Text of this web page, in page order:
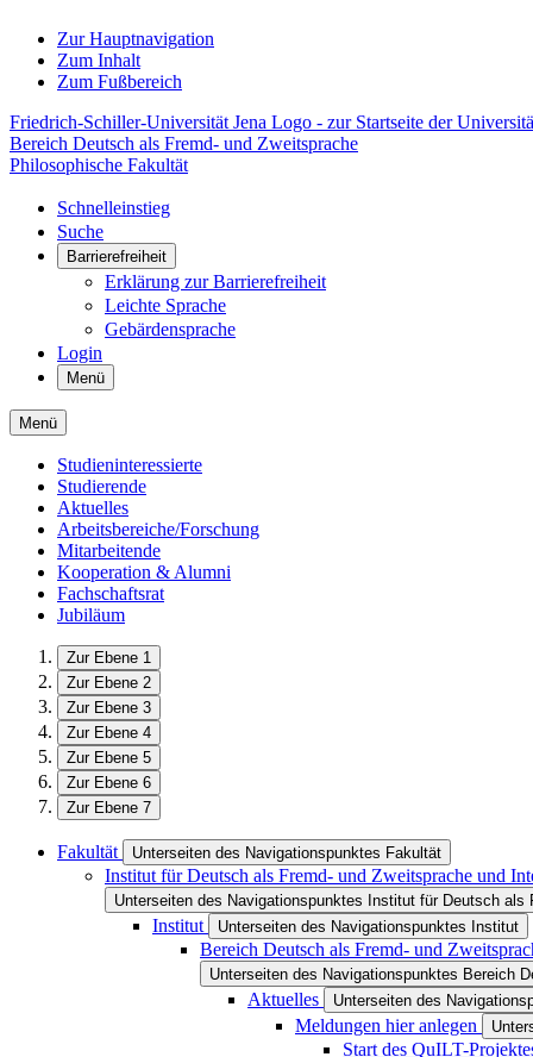
Zur Hauptnavigation
Zum Inhalt
Zum Fußbereich
Friedrich-Schiller-Universität Jena Logo - zur Startseite der
Bereich Deutsch als Fremd- und Zweitsprache
Philosophische Fakultät
Schnelleinstieg
Suche
Barrierefreiheit
Erklärung zur Barrierefreiheit
Leichte Sprache
Gebärdensprache
Login
Menü
Menü
Studieninteressierte
Studierende
Aktuelles
Arbeitsbereiche/Forschung
Mitarbeitende
Kooperation & Alumni
Fachschaftsrat
Jubiläum
Zur Ebene 1
Zur Ebene 2
Zur Ebene 3
Zur Ebene 4
Zur Ebene 5
Zur Ebene 6
Zur Ebene 7
Fakultät Unterseiten des Navigationspunktes Fakultät
Institut für Deutsch als Fremd- und Zweitsprache und
Unterseiten des Navigationspunktes Institut für Deutsch
Institut Unterseiten des Navigationspunktes Institut
Bereich Deutsch als Fremd- und
Unterseiten des Navigationspunktes Bereich
Aktuelles Unterseiten des
Meldungen hier anlegen
Start des QuILT-